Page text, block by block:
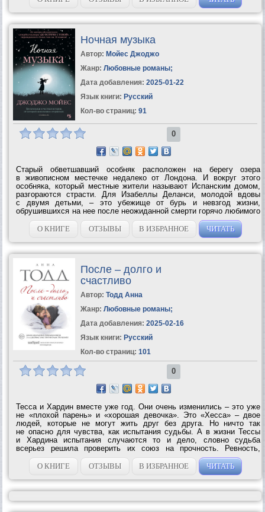
Ночная музыка
Автор: Мойес Джоджо
Жанр: Любовные романы;
Дата добавления: 2025-01-22
Язык книги: Русский
Кол-во страниц: 91
0
Старый обветшавший особняк расположен на берегу озера
в живописном местечке недалеко от Лондона. И вокруг этого
особняка, который местные жители называют Испанским домом,
разгораются страсти. Для Изабеллы Деланси, молодой вдовы
с двумя детьми, – это убежище от бурь и невзгод жизни,
обрушившихся на нее после неожиданной смерти горячо любимого
мужа. Для Мэтта Маккарти, который занимается ремонтом дома
и одновременно...
О КНИГЕ ОТЗЫВЫ В ИЗБРАННОЕ ЧИТАТЬ
После – долго и
счастливо
Автор: Тодд Анна
Жанр: Любовные романы;
Дата добавления: 2025-02-16
Язык книги: Русский
Кол-во страниц: 101
0
Тесса и Хардин вместе уже год. Они очень изменились – это уже
не «плохой парень» и «хорошая девочка». Это «Хесса» – двое
людей, которые не могут жить друг без друга. Но ничто так
не опасно для чувства, как испытания судьбы. А в жизни Тессы
и Хардина испытания случаются то и дело, словно судьба
всерьез решила проверить их союз на прочность. Ревность,
разочарования, депрессия, потеря близких – хватит ли у них сил...
О КНИГЕ
ОТЗЫВЫ В ИЗБРАННОЕ ЧИТАТЬ